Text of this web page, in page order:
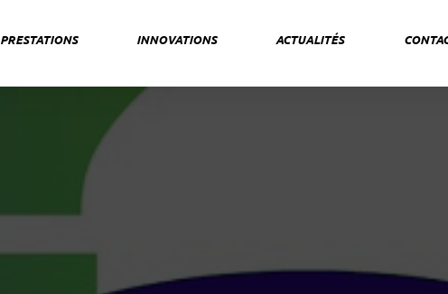
PRESTATIONS INNOVATIONS ACTUALITÉS